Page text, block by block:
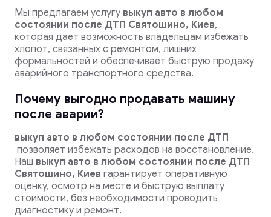
Мы предлагаем услугу выкуп авто в любом
состоянии после ДТП Святошино, Киев,
которая дает возможность владельцам избежать
хлопот, связанных с ремонтом, лишних
формальностей и обеспечивает быструю продажу
аварийного транспортного средства.
Почему выгодно продавать машину
после аварии?
выкуп авто в любом состоянии после ДТП
позволяет избежать расходов на восстановление.
Наш выкуп авто в любом состоянии после ДТП
Святошино, Киев гарантирует оперативную
оценку, осмотр на месте и быструю выплату
стоимости, без необходимости проводить
диагностику и ремонт.